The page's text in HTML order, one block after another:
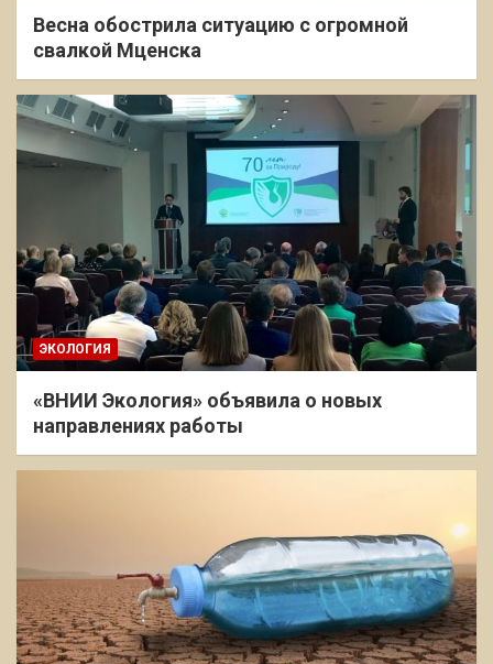
Весна обострила ситуацию с огромной
свалкой Мценска
ЭКОЛОГИЯ
«ВНИИ Экология» объявила о новых
направлениях работы